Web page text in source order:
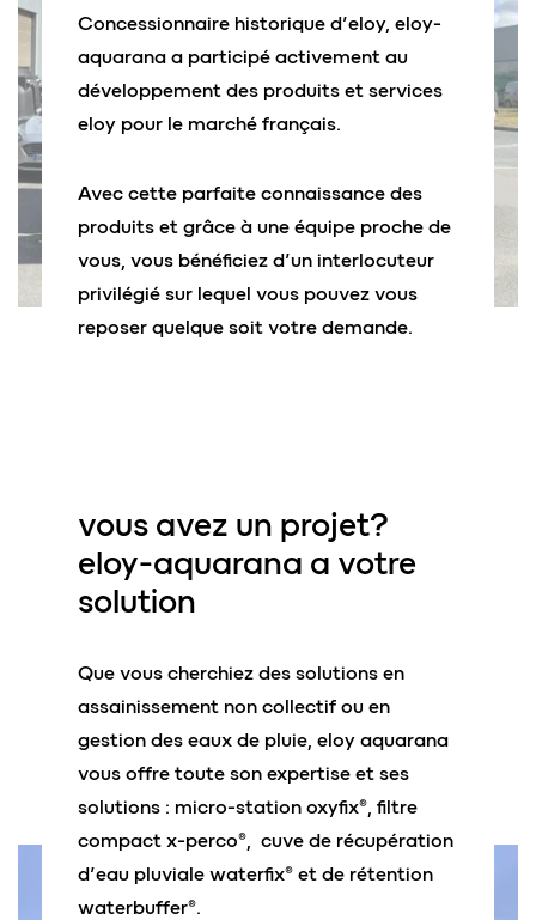
Concessionnaire historique d’eloy, eloy-
aquarana a participé activement au
développement des produits et services
eloy pour le marché français.
Avec cette parfaite connaissance des
produits et grâce à une équipe proche de
vous, vous bénéficiez d’un interlocuteur
privilégié sur lequel vous pouvez vous
reposer quelque soit votre demande.
vous avez un projet?
eloy-aquarana a votre
solution
Que vous cherchiez des solutions en
assainissement non collectif ou en
gestion des eaux de pluie, eloy aquarana
vous offre toute son expertise et ses
solutions : micro-station oxyfix®, filtre
compact x-perco®, cuve de récupération
d’eau pluviale waterfix® et de rétention
waterbuffer®.